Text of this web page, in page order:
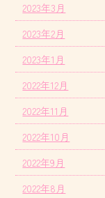
2023年3月
2023年2月
2023年1月
2022年12月
2022年11月
2022年10月
2022年9月
2022年8月